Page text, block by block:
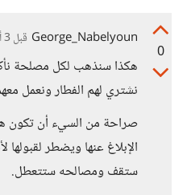
0
George_Nabelyoun قبل 3 أشهر
هكذا سنذهب لكل مصلحة
نشتري لهم الفطار ونعمل
صراحة من السيء أن تكون
الإبلاغ عنها ويضطر لقبولها
ستقف ومصالحه ستتعطل.